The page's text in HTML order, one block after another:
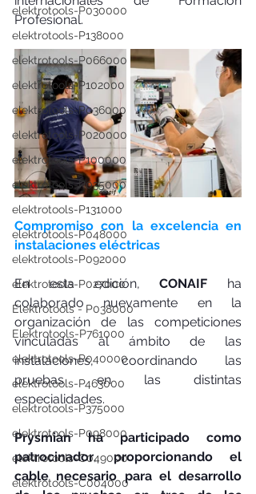
elektrotools-P030000
elektrotools-P138000
elektrotools-P066000
elektrotools-P102000
elektrotools-P036000
elektrotools-P020000
elektrotools-P100000
elektrotools-P035000
elektrotools-P131000
elektrotools-P048000
elektrotools-P092000
elektrotools-P027000
Elektrotools - P038000
Elektrotools-P761000
elektrotools-P040000
elektrotools-P463000
elektrotools-P375000
elektrotools-P098000
elektrotools-C049000
elektrotools-C004000
Profesional.
Compromiso con la excelencia en
instalaciones eléctricas
En esta edición, CONAIF ha
colaborado nuevamente en la
organización de las competiciones
vinculadas al ámbito de las
instalaciones, coordinando las
pruebas en las distintas
especialidades.
Prysmian ha participado como
patrocinador, proporcionando el
cable necesario para el desarrollo